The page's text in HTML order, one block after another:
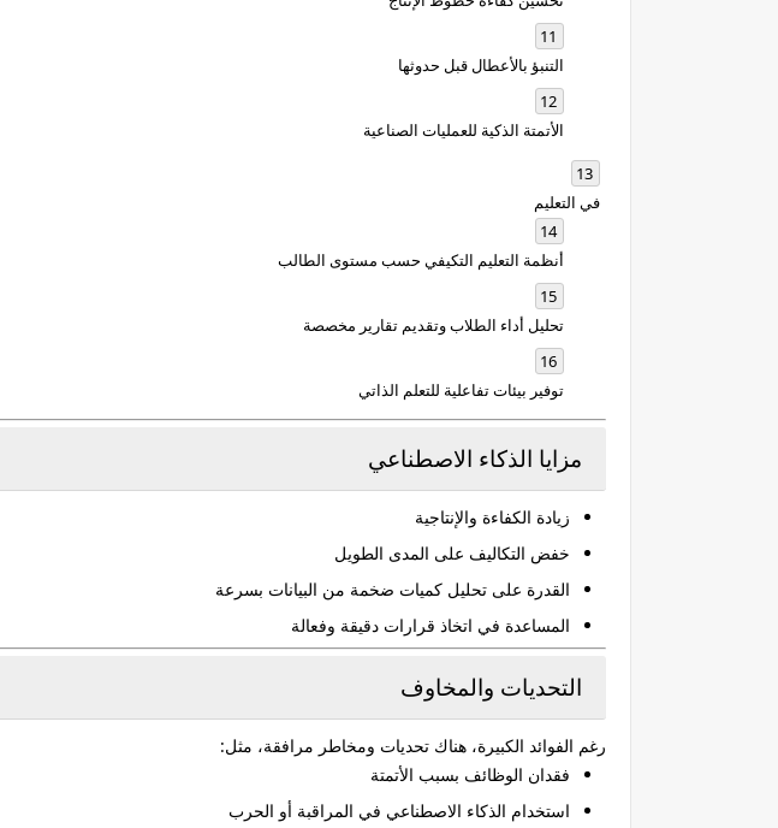
التنبؤ بالأعطال قبل حدوثها
الأتمتة الذكية للعمليات الصناعية
في التعليم
أنظمة التعليم التكيفي حسب مستوى الطالب
تحليل أداء الطلاب وتقديم تقارير مخصصة
توفير بيئات تفاعلية للتعلم الذاتي
مزايا الذكاء الاصطناعي
زيادة الكفاءة والإنتاجية
خفض التكاليف على المدى الطويل
القدرة على تحليل كميات ضخمة من البيانات بسرعة
المساعدة في اتخاذ قرارات دقيقة وفعالة
التحديات والمخاوف
رغم الفوائد الكبيرة، هناك تحديات ومخاطر مرافقة، مثل:
فقدان الوظائف بسبب الأتمتة
استخدام الذكاء الاصطناعي في المراقبة أو الحرب